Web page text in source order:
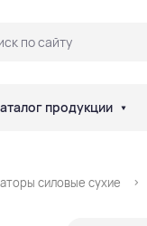
продукции
силовые сухие